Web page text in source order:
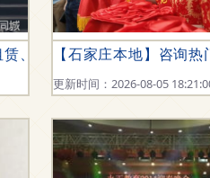
、桁架搭建与灯光音响定制
【石家庄本地】咨询
更新时间：2026-08-05